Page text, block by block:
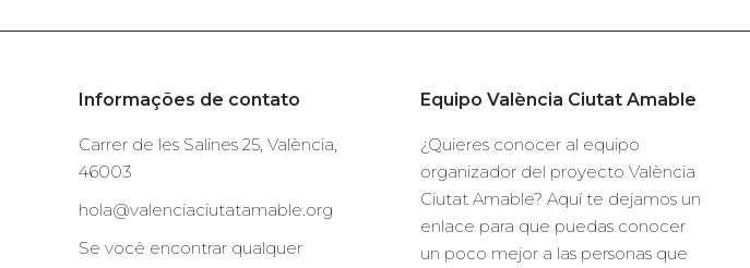
Informações de contato
Carrer de les Salines 25, València,
46003
hola@valenciaciutatamable.org
Se você encontrar qualquer
Equipo València Ciutat Amable
¿Quieres conocer al equipo
organizador del proyecto València
Ciutat Amable? Aquí te dejamos un
enlace para que puedas conocer
un poco mejor a las personas que